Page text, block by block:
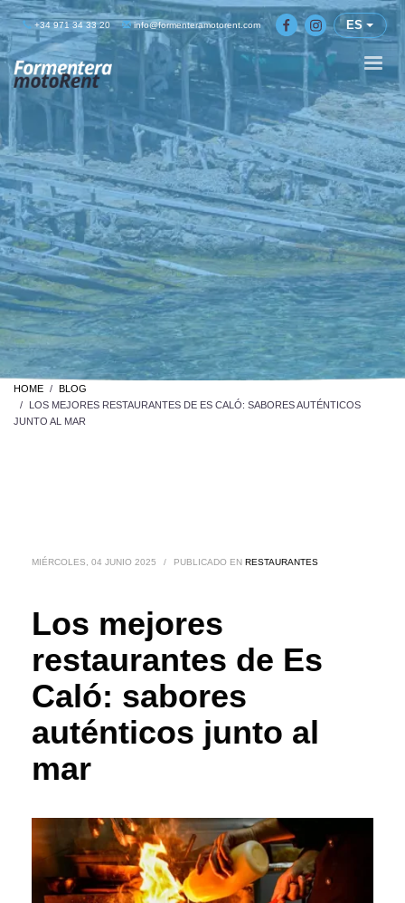
+34 971 34 33 20 info@formenteramotorent.com ES
HOME
BLOG
LOS MEJORES RESTAURANTES DE ES CALÓ: SABORES AUTÉNTICOS
JUNTO AL MAR
MIÉRCOLES, 04 JUNIO 2025 / PUBLICADO EN RESTAURANTES
Los mejores
restaurantes de Es
Caló: sabores
auténticos junto al
mar